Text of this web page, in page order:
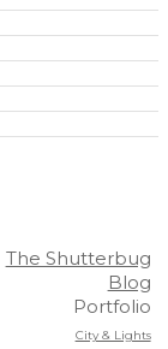
The Shutterbug
Blog
Portfolio
City & Lights